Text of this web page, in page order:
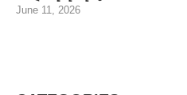
June 11, 2026